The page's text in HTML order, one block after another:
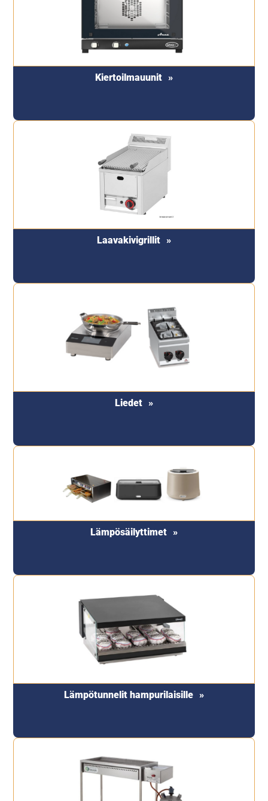
Kiertoilmauunit
Laavakivigrillit
Liedet
Lämpösäilyttimet
Lämpötunnelit hampurilaisille